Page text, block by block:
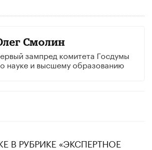
Смолин
зампред комитета Госдумы
науке и высшему образованию
В РУБРИКЕ «ЭКСПЕРТНОЕ